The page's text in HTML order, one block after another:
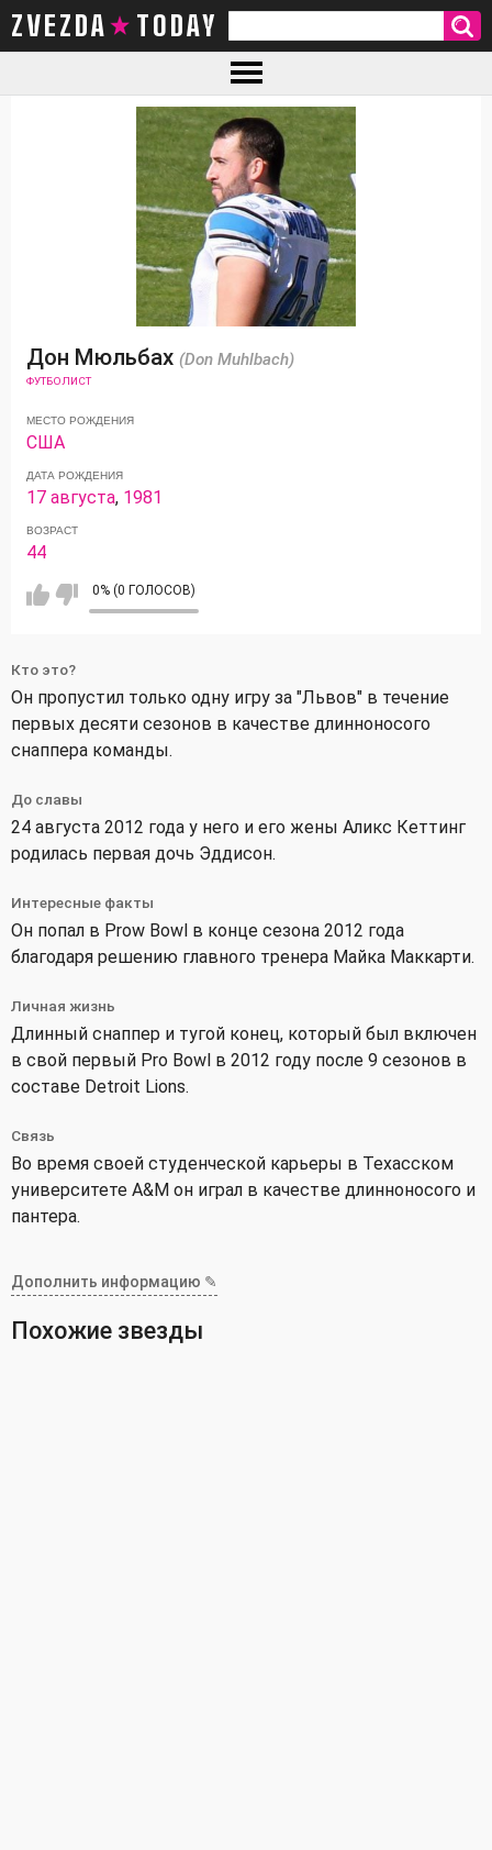
ZVEZDA TODAY
Дон Мюльбах (Don Muhlbach)
ФУТБОЛИСТ
МЕСТО РОЖДЕНИЯ
США
ДАТА РОЖДЕНИЯ
17 августа, 1981
ВОЗРАСТ
44
0% (0 ГОЛОСОВ)
Кто это?
Он пропустил только одну игру за "Львов" в течение
первых десяти сезонов в качестве длинноносого
снаппера команды.
До славы
24 августа 2012 года у него и его жены Аликс Кеттинг
родилась первая дочь Эддисон.
Интересные факты
Он попал в Prow Bowl в конце сезона 2012 года
благодаря решению главного тренера Майка Маккарти.
Личная жизнь
Длинный снаппер и тугой конец, который был включен
в свой первый Pro Bowl в 2012 году после 9 сезонов в
составе Detroit Lions.
Связь
Во время своей студенческой карьеры в Техасском
университете A&M он играл в качестве длинноносого и
пантера.
Дополнить информацию ✎
Похожие звезды